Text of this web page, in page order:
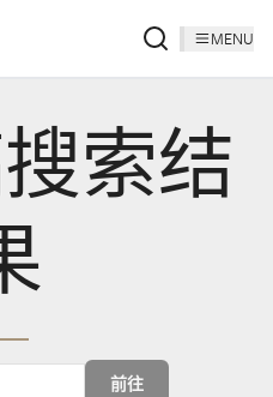
MENU
索结
前往